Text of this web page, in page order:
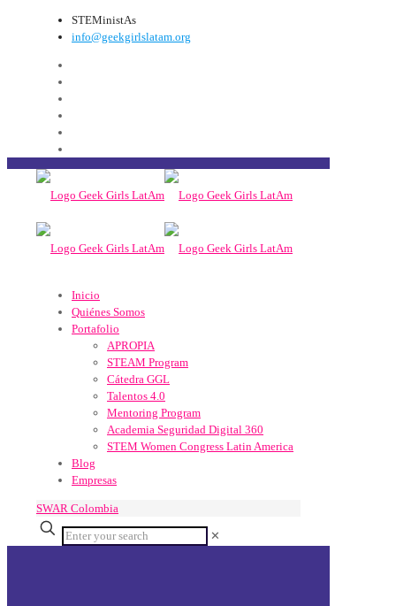
STEMinistAs
info@geekgirlslatam.org
Inicio
Quiénes Somos
Portafolio
APROPIA
STEAM Program
Cátedra GGL
Talentos 4.0
Mentoring Program
Academia Seguridad Digital 360
STEM Women Congress Latin America
Blog
Empresas
SWAR Colombia
✕